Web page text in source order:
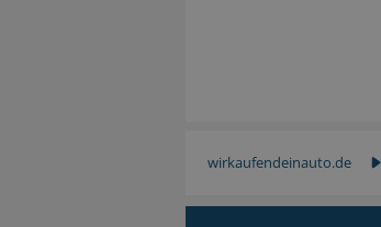
wirkaufendeinauto.de